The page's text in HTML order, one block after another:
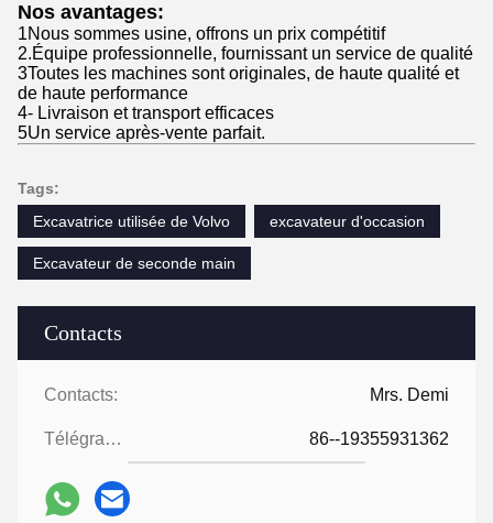
Contacts
Contacts: Mrs. Demi
Télégramme: 86--19355931362
Nos avantages:
1Nous sommes usine, offrons un prix compétitif
2.Équipe professionnelle, fournissant un service de qualité
3Toutes les machines sont originales, de haute qualité et
de haute performance
4- Livraison et transport efficaces
5Un service après-vente parfait.
Tags:
Excavatrice utilisée de Volvo
excavateur d'occasion
Excavateur de seconde main